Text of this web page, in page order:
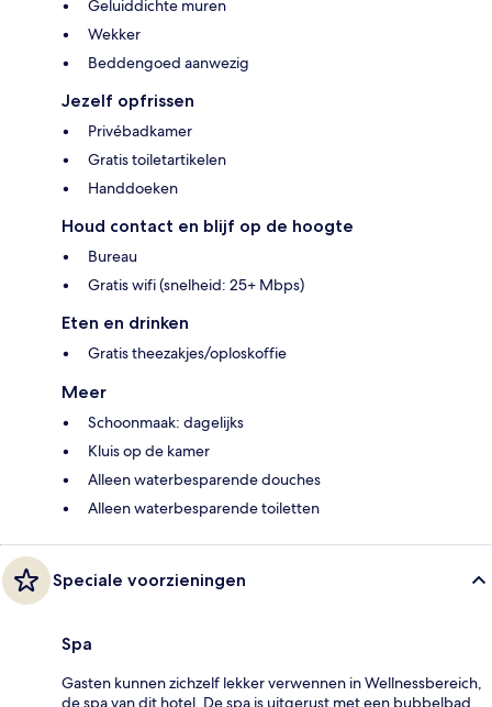
Geluiddichte muren
Wekker
Beddengoed aanwezig
Jezelf opfrissen
Privébadkamer
Gratis toiletartikelen
Handdoeken
Houd contact en blijf op de hoogte
Bureau
Gratis wifi (snelheid: 25+ Mbps)
Eten en drinken
Gratis theezakjes/oploskoffie
Meer
Schoonmaak: dagelijks
Kluis op de kamer
Alleen waterbesparende douches
Alleen waterbesparende toiletten
Speciale voorzieningen
Spa
Gasten kunnen zichzelf lekker verwennen in Wellnessbereich,
de spa van dit hotel. De spa is uitgerust met een bubbelbad.